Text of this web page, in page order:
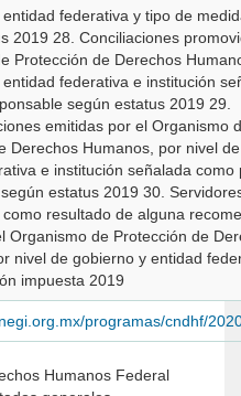
programas/cndhf/